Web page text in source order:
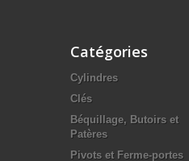
Catégories
Cylindres
Clés
Béquillage, Butoirs et
Patères
Pivots et Ferme-portes